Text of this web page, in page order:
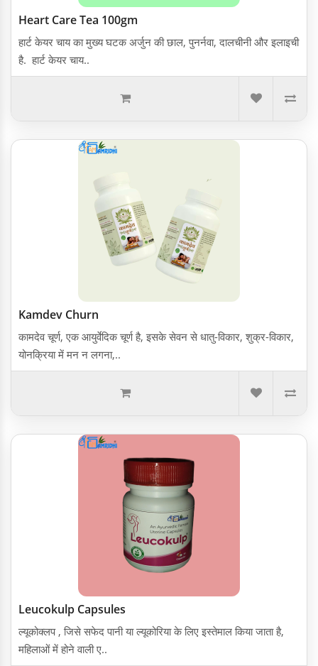
Heart Care Tea 100gm
हार्ट केयर चाय का मुख्य घटक अर्जुन की छाल, पुनर्नवा, दालचीनी और इलाइची
है. हार्ट केयर चाय..
Kamdev Churn
कामदेव चूर्ण, एक आयुर्वेदिक चूर्ण है, इसके सेवन से धातु-विकार, शुक्र-विकार,
योनक्रिया में मन न लगना,..
Leucokulp Capsules
ल्यूकोक्लप , जिसे सफेद पानी या ल्यूकोरिया के लिए इस्तेमाल किया जाता है,
महिलाओं में होने वाली ए..